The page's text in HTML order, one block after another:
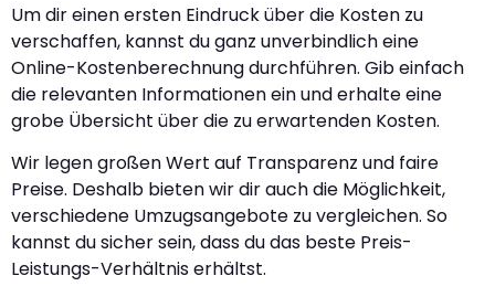
Um dir einen ersten Eindruck über die Kosten zu
verschaffen, kannst du ganz unverbindlich eine
Online-Kostenberechnung durchführen. Gib einfach
die relevanten Informationen ein und erhalte eine
grobe Übersicht über die zu erwartenden Kosten.
Wir legen großen Wert auf Transparenz und faire
Preise. Deshalb bieten wir dir auch die Möglichkeit,
verschiedene Umzugsangebote zu vergleichen. So
kannst du sicher sein, dass du das beste Preis-
Leistungs-Verhältnis erhältst.